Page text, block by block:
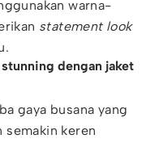
warna-
statement look
dengan jaket
gaya busana yang
semakin keren